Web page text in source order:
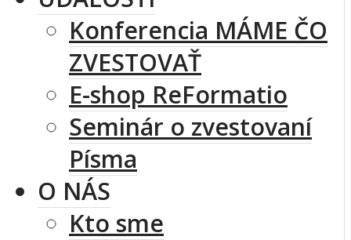
Konferencia MÁME ČO
ZVESTOVAŤ
E-shop ReFormatio
Seminár o zvestovaní
Písma
O NÁS
Kto sme